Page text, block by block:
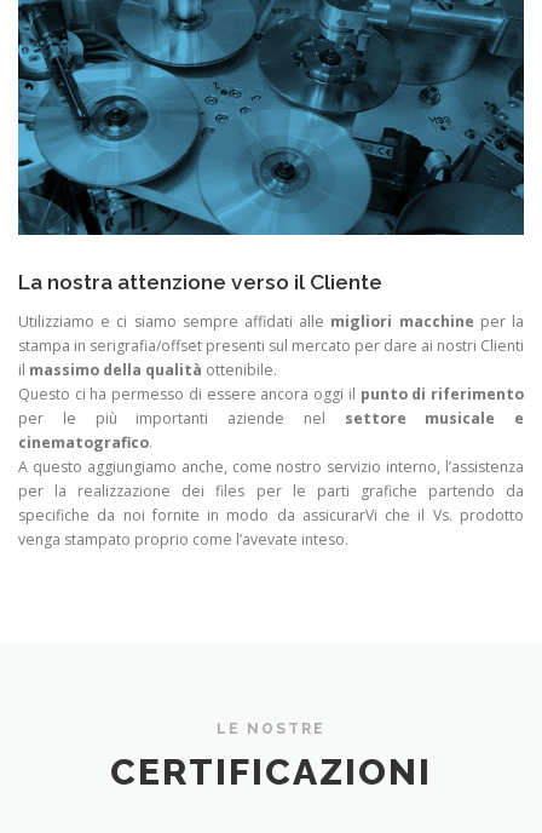
La nostra attenzione verso il Cliente
Utilizziamo e ci siamo sempre affidati alle migliori macchine per la
stampa in serigrafia/offset presenti sul mercato per dare ai nostri Clienti
il massimo della qualità ottenibile.
Questo ci ha permesso di essere ancora oggi il punto di riferimento
per le più importanti aziende nel settore musicale e
cinematografico.
A questo aggiungiamo anche, come nostro servizio interno, l’assistenza
per la realizzazione dei files per le parti grafiche partendo da
specifiche da noi fornite in modo da assicurarVi che il Vs. prodotto
venga stampato proprio come l’avevate inteso.
LE NOSTRE
CERTIFICAZIONI